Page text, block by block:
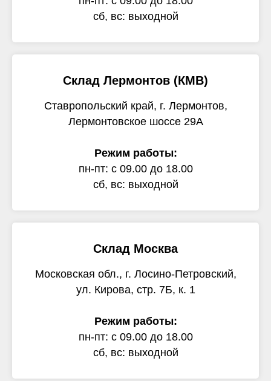
сб, вс: выходной
Склад Лермонтов (КМВ)
Ставропольский край, г. Лермонтов,
Лермонтовское шоссе 29А
Режим работы:
пн-пт: с 09.00 до 18.00
сб, вс: выходной
Склад Москва
Московская обл., г. Лосино-Петровский,
ул. Кирова, стр. 7Б, к. 1
Режим работы:
пн-пт: с 09.00 до 18.00
сб, вс: выходной